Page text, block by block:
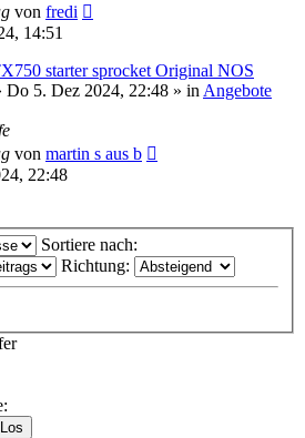
von fredi
14:51
starter sprocket Original NOS
Do 5. Dez 2024, 22:48 » in Angebote
von martin s aus b
22:48
Sortiere nach:
Richtung: